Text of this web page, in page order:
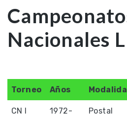
Nacionales
Torneo Años
CN I
1972-
Postal